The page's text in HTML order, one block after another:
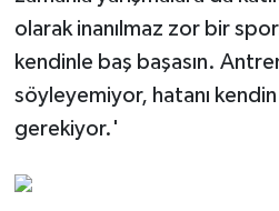
olarak inanılmaz zor bir
kendinle baş başasın.
söyleyemiyor, hatanı
gerekiyor.'